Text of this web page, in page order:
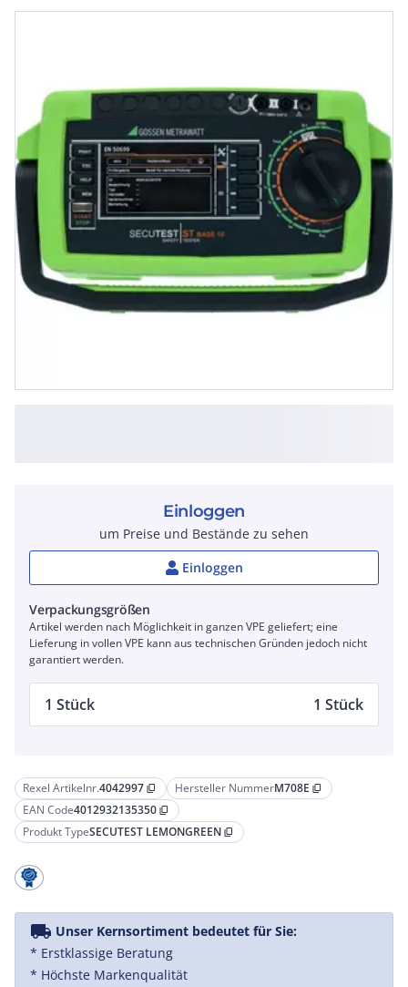
62353 (VDE 0751)
Rexel Artikelnr.4042997 content_copy Hersteller NummerM708E content_copy
EAN Code4012932135350 content_copy
Produkt TypeSECUTEST LEMONGREEN content_copy
local_shipping Unser Kernsortiment bedeutet für Sie:
* Erstklassige Beratung
* Höchste Markenqualität
Einloggen
um Preise und Bestände zu sehen
Einloggen
Verpackungsgrößen
Artikel werden nach Möglichkeit in ganzen VPE geliefert; eine
Lieferung in vollen VPE kann aus technischen Gründen jedoch nicht
garantiert werden.
1 Stück 1 Stück